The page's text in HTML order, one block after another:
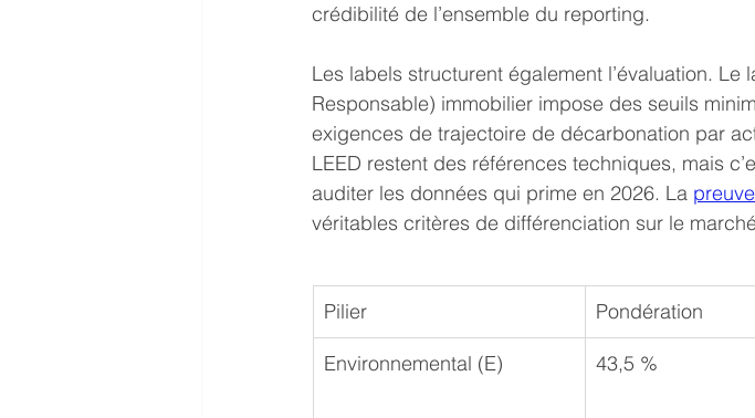
crédibilité de l’ensemble du reporting.
Les labels structurent également l’évaluation. Le
Responsable) immobilier impose des seuils
exigences de trajectoire de décarbonation par
LEED restent des références techniques, mais
auditer les données qui prime en 2026. La
véritables critères de différenciation sur le
Pilier Pondération
Environnemental (E) 43,5 %